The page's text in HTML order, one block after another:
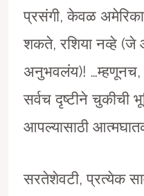
प्रसंगी, केवळ
शकते, रशिया नव्हे
अनुभवलंय)! …म्हणूनच,
सर्वच दृष्टीने चुकीची
आपल्यासाठी
सरतेशेवटी, प्रत्येक